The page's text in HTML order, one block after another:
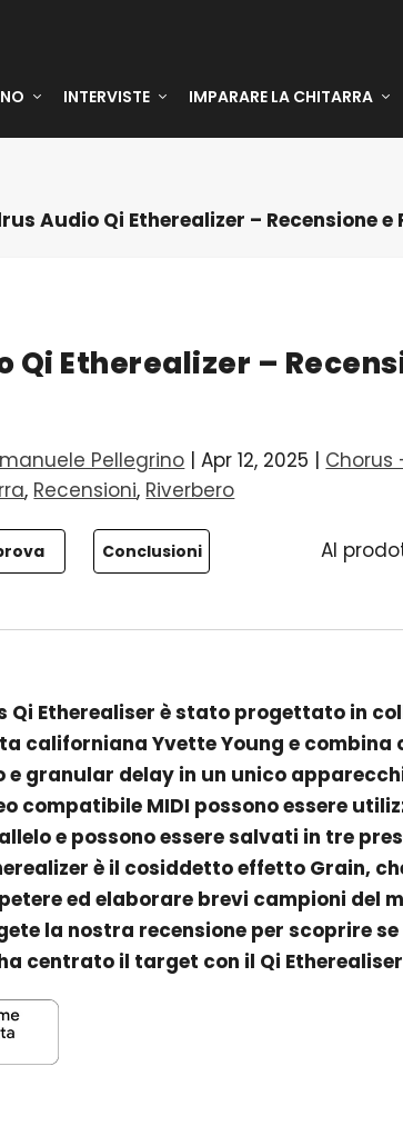
INTERVISTE IMPARARE LA CHITARRA
Audio Qi Etherealizer – Recensione e
Qi Etherealizer –
Pellegrino |Apr 12, 2025 | Chorus
, Recensioni, Riverbero
Conclusioni Al
Qi Etherealiser è stato progettato in
californiana Yvette Young e combina
e granular delay in un unico
compatibile MIDI possono essere
e possono essere salvati in tre
è il cosiddetto effetto Grain,
ed elaborare brevi campioni del
la nostra recensione per scoprire
centrato il target con il Qi